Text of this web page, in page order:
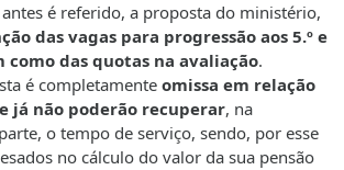
é referido, a proposta do ministério,
das vagas para progressão aos 5.º e
como das quotas na avaliação.
é completamente omissa em relação
já não poderão recuperar, na
o tempo de serviço, sendo, por esse
no cálculo do valor da sua pensão